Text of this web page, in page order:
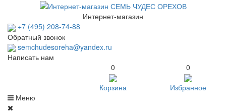
Интернет-магазин
+7 (495) 208-74-88
Обратный звонок
semchudesoreha@yandex.ru
Написать нам
0
Корзина
0
Избранное
Меню